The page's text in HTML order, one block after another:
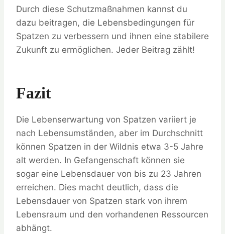
Durch diese Schutzmaßnahmen kannst du
dazu beitragen, die Lebensbedingungen für
Spatzen zu verbessern und ihnen eine stabilere
Zukunft zu ermöglichen. Jeder Beitrag zählt!
Fazit
Die Lebenserwartung von Spatzen variiert je
nach Lebensumständen, aber im Durchschnitt
können Spatzen in der Wildnis etwa 3-5 Jahre
alt werden. In Gefangenschaft können sie
sogar eine Lebensdauer von bis zu 23 Jahren
erreichen. Dies macht deutlich, dass die
Lebensdauer von Spatzen stark von ihrem
Lebensraum und den vorhandenen Ressourcen
abhängt.